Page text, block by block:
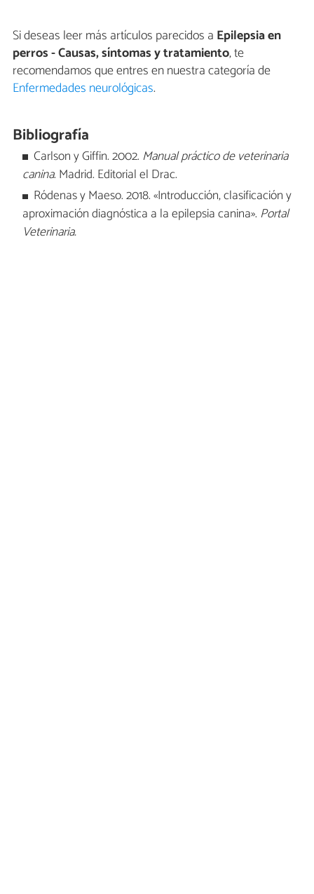
Si deseas leer más artículos parecidos a Epilepsia en
perros - Causas, síntomas y tratamiento, te
recomendamos que entres en nuestra categoría de
Enfermedades neurológicas.
Bibliografía
Carlson y Giffin. 2002. Manual práctico de veterinaria
canina. Madrid. Editorial el Drac.
Ródenas y Maeso. 2018. «Introducción, clasificación y
aproximación diagnóstica a la epilepsia canina». Portal
Veterinaria.